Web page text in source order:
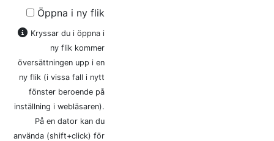
Öppna i ny flik
Kryssar du i öppna i
ny flik kommer
översättningen upp i en
ny flik (i vissa fall i nytt
fönster beroende på
inställning i webläsaren).
På en dator kan du
använda (shift+click) för